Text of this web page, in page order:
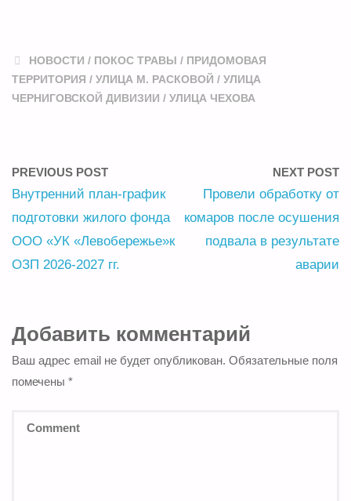
НОВОСТИ / ПОКОС ТРАВЫ / ПРИДОМОВАЯ
ТЕРРИТОРИЯ /УЛИЦА М. РАСКОВОЙ /УЛИЦА
ЧЕРНИГОВСКОЙ ДИВИЗИИ /УЛИЦА ЧЕХОВА
PREVIOUS POST
Внутренний план-график
подготовки жилого фонда
ООО «УК «Левобережье»к
ОЗП 2026-2027 гг.
NEXT POST
Провели обработку от
комаров после осушения
подвала в результате
аварии
Добавить комментарий
Ваш адрес email не будет опубликован. Обязательные поля
помечены*